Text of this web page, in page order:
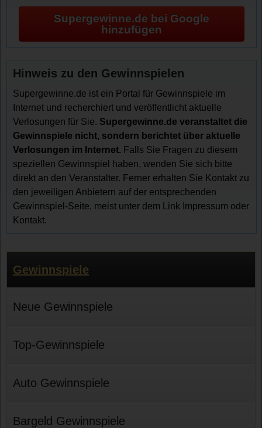
Supergewinne.de bei Google
hinzufügen
Hinweis zu den Gewinnspielen
Supergewinne.de ist ein Portal für Gewinnspiele im
Internet und recherchiert und veröffentlicht aktuelle
Verlosungen für Sie. Supergewinne.de veranstaltet die
Gewinnspiele nicht, sondern berichtet über aktuelle
Verlosungen im Internet. Falls Sie Fragen zu diesem
speziellen Gewinnspiel haben, wenden Sie sich bitte
direkt an den Veranstalter. Ferner erhalten Sie Kontakt zu
den jeweiligen Anbietern auf der entsprechenden
Gewinnspiel-Seite, meist unter dem Link Impressum oder
Kontakt.
Gewinnspiele
Neue Gewinnspiele
Top-Gewinnspiele
Auto Gewinnspiele
Bargeld Gewinnspiele